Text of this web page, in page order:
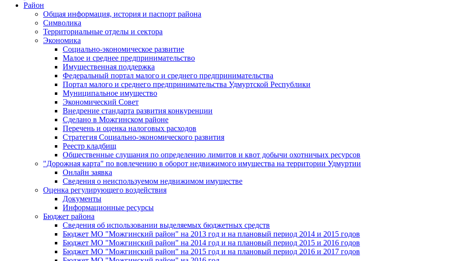
Район
Общая информация, история и паспорт района
Символика
Территориальные отделы и сектора
Экономика
Социально-экономическое развитие
Малое и среднее предпринимательство
Имущественная поддержка
Федеральный портал малого и среднего предпринимательства
Портал малого и среднего предпринимательства Удмуртской Республики
Муниципальное имущество
Экономический Совет
Внедрение стандарта развития конкуренции
Сделано в Можгинском районе
Перечень и оценка налоговых расходов
Стратегия Социально-экономического развития
Реестр кладбищ
Общественные слушания по определению лимитов и квот добычи охотничьих ресурсов
"Дорожная карта" по вовлечению в оборот недвижимого имущества на территории Удмуртии
Онлайн заявка
Сведения о неиспользуемом недвижимом имуществе
Оценка регулирующего воздействия
Документы
Информационные ресурсы
Бюджет района
Сведения об использовании выделяемых бюджетных средств
Бюджет МО "Можгинский район" на 2013 год и на плановый период 2014 и 2015 годов
Бюджет МО "Можгинский район" на 2014 год и на плановый период 2015 и 2016 годов
Бюджет МО "Можгинский район" на 2015 год и на плановый период 2016 и 2017 годов